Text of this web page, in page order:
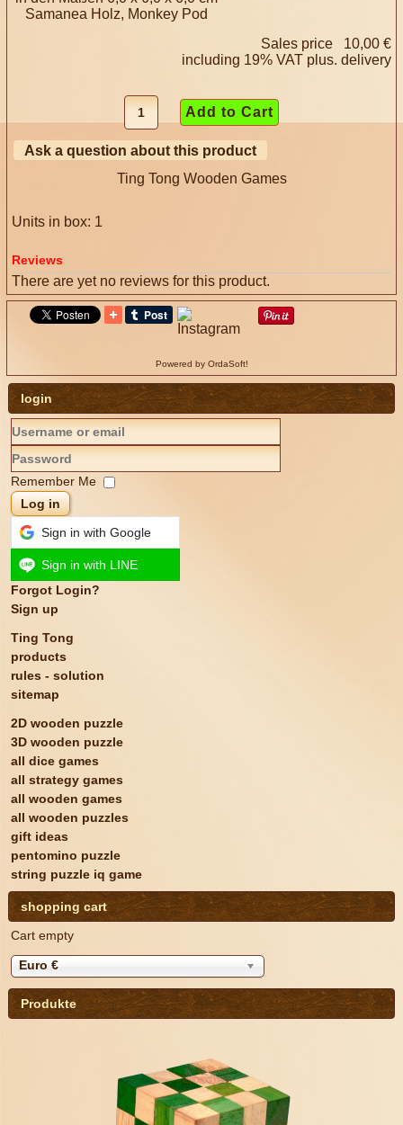
Samanea Holz, Monkey Pod
Sales price
10,00 €
including 19% VAT plus. delivery
Ask a question about this product
Ting Tong Wooden Games
Units in box: 1
Reviews
There are yet no reviews for this product.
Powered by OrdaSoft!
login
Remember Me
Log in
Sign in with Google
Sign in with LINE
Forgot Login?
Sign up
Ting Tong
products
rules - solution
sitemap
2D wooden puzzle
3D wooden puzzle
all dice games
all strategy games
all wooden games
all wooden puzzles
gift ideas
pentomino puzzle
string puzzle iq game
shopping cart
Cart empty
Euro €
Produkte